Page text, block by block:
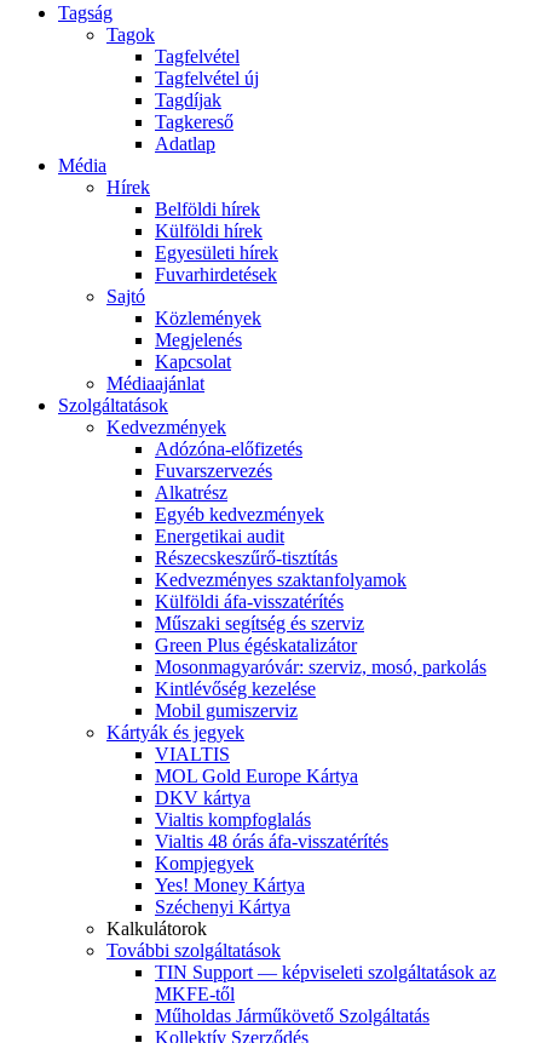
Tagság
Tagok
Tagfelvétel
Tagfelvétel új
Tagdíjak
Tagkereső
Adatlap
Média
Hírek
Belföldi hírek
Külföldi hírek
Egyesületi hírek
Fuvarhirdetések
Sajtó
Közlemények
Megjelenés
Kapcsolat
Médiaajánlat
Szolgáltatások
Kedvezmények
Adózóna-előfizetés
Fuvarszervezés
Alkatrész
Egyéb kedvezmények
Energetikai audit
Részecskeszűrő-tisztítás
Kedvezményes szaktanfolyamok
Külföldi áfa-visszatérítés
Műszaki segítség és szerviz
Green Plus égéskatalizátor
Mosonmagyaróvár: szerviz, mosó, parkolás
Kintlévőség kezelése
Mobil gumiszerviz
Kártyák és jegyek
VIALTIS
MOL Gold Europe Kártya
DKV kártya
Vialtis kompfoglalás
Vialtis 48 órás áfa-visszatérítés
Kompjegyek
Yes! Money Kártya
Széchenyi Kártya
Kalkulátorok
További szolgáltatások
TIN Support — képviseleti szolgáltatások az
MKFE-től
Műholdas Járműkövető Szolgáltatás
Kollektív Szerződés